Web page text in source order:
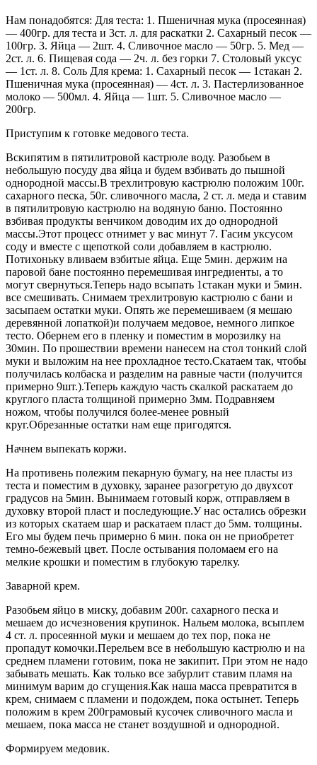
Нам понадобятся: Для теста: 1. Пшеничная мука (просеянная)
— 400гр. для теста и 3ст. л. для раскатки 2. Сахарный песок —
100гр. 3. Яйца — 2шт. 4. Сливочное масло — 50гр. 5. Мед —
2ст. л. 6. Пищевая сода — 2ч. л. без горки 7. Столовый уксус
— 1ст. л. 8. Соль Для крема: 1. Сахарный песок — 1стакан 2.
Пшеничная мука (просеянная) — 4ст. л. 3. Пастерлизованное
молоко — 500мл. 4. Яйца — 1шт. 5. Сливочное масло —
200гр.
Приступим к готовке медового теста.
Вскипятим в пятилитровой кастрюле воду. Разобьем в
небольшую посуду два яйца и будем взбивать до пышной
однородной массы.В трехлитровую кастрюлю положим 100г.
сахарного песка, 50г. сливочного масла, 2 ст. л. меда и ставим
в пятилитровую кастрюлю на водяную баню. Постоянно
взбивая продукты венчиком доводим их до однородной
массы.Этот процесс отнимет у вас минут 7. Гасим уксусом
соду и вместе с щепоткой соли добавляем в кастрюлю.
Потихоньку вливаем взбитые яйца. Еще 5мин. держим на
паровой бане постоянно перемешивая ингредиенты, а то
могут свернуться.Теперь надо всыпать 1стакан муки и 5мин.
все смешивать. Снимаем трехлитровую кастрюлю с бани и
засыпаем остатки муки. Опять же перемешиваем (я мешаю
деревянной лопаткой)и получаем медовое, немного липкое
тесто. Обернем его в пленку и поместим в морозилку на
30мин. По прошествии времени нанесем на стол тонкий слой
муки и выложим на нее прохладное тесто.Скатаем так, чтобы
получилась колбаска и разделим на равные части (получится
примерно 9шт.).Теперь каждую часть скалкой раскатаем до
круглого пласта толщиной примерно 3мм. Подравняем
ножом, чтобы получился более-менее ровный
круг.Обрезанные остатки нам еще пригодятся.
Начнем выпекать коржи.
На противень полежим пекарную бумагу, на нее пласты из
теста и поместим в духовку, заранее разогретую до двухсот
градусов на 5мин. Вынимаем готовый корж, отправляем в
духовку второй пласт и последующие.У нас остались обрезки
из которых скатаем шар и раскатаем пласт до 5мм. толщины.
Его мы будем печь примерно 6 мин. пока он не приобретет
темно-бежевый цвет. После остывания поломаем его на
мелкие крошки и поместим в глубокую тарелку.
Заварной крем.
Разобьем яйцо в миску, добавим 200г. сахарного песка и
мешаем до исчезновения крупинок. Нальем молока, всыплем
4 ст. л. просеянной муки и мешаем до тех пор, пока не
пропадут комочки.Перельем все в небольшую кастрюлю и на
среднем пламени готовим, пока не закипит. При этом не надо
забывать мешать. Как только все забурлит ставим пламя на
минимум варим до сгущения.Как наша масса превратится в
крем, снимаем с пламени и подождем, пока остынет. Теперь
положим в крем 200грамовый кусочек сливочного масла и
мешаем, пока масса не станет воздушной и однородной.
Формируем медовик.